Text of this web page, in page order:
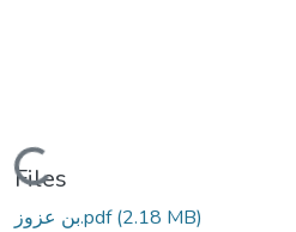
Loading...
Files
بن عزوز.pdf(2.18 MB)